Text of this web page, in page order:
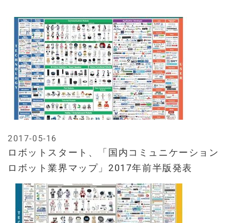
ロボットスタート、「国内コミュニケーション
ロボット業界マップ」2017年前半版発表
2017-05-16